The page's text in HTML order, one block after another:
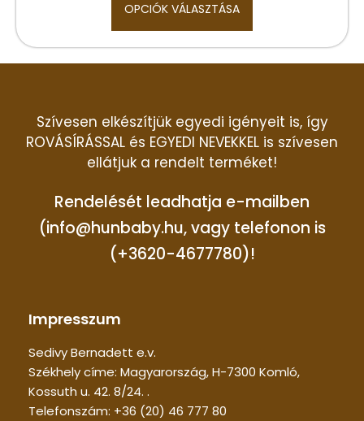
OPCIÓK VÁLASZTÁSA
Szívesen elkészítjük egyedi igényeit is, így
ROVÁSÍRÁSSAL és EGYEDI NEVEKKEL is szívesen
ellátjuk a rendelt terméket!
Rendelését leadhatja e-mailben
(info@hunbaby.hu, vagy telefonon is
(+3620-4677780)!
Impresszum
Sedivy Bernadett e.v.
Székhely címe: Magyarország, H-7300 Komló,
Kossuth u. 42. 8/24. .
Telefonszám: +36 (20) 46 777 80